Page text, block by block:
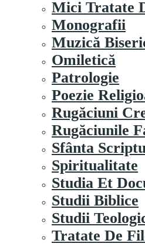
Mici Tratate
Monografii
Muzică
Omiletică
Patrologie
Poezie
Rugăciuni
Rugăciunile
Sfânta
Spiritualitate
Studia Et
Studii Biblice
Studii
Tratate De